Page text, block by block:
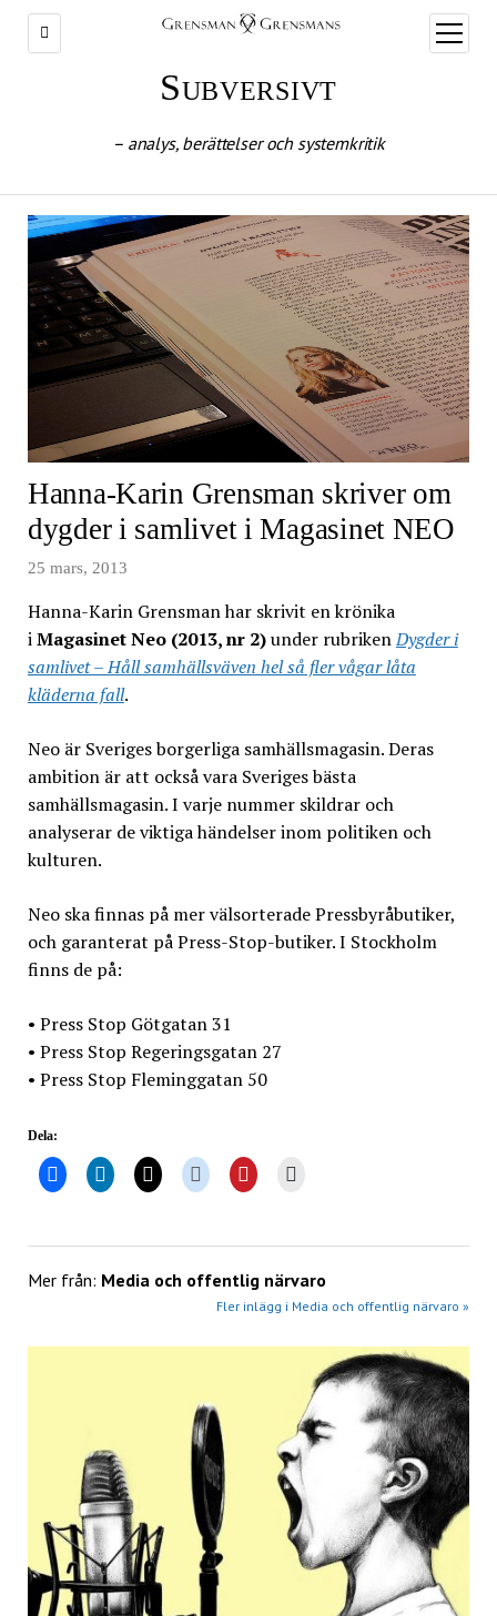
öppna
meny
Subversivt
– analys, berättelser och systemkritik
Hanna-Karin Grensman skriver om
dygder i samlivet i Magasinet NEO
25 mars, 2013
Hanna-Karin Grensman har skrivit en krönika
iMagasinet Neo (2013, nr 2)under rubrikenDygder i
samlivet – Håll samhällsväven hel så fler vågar låta
kläderna fall.
Neo är Sveriges borgerliga samhällsmagasin. Deras
ambition är att också vara Sveriges bästa
samhällsmagasin. I varje nummer skildrar och
analyserar de viktiga händelser inom politiken och
kulturen.
Neo ska finnas på mer välsorterade Pressbyråbutiker,
och garanterat på Press-Stop-butiker. I Stockholm
finns de på:
• Press Stop Götgatan 31
• Press Stop Regeringsgatan 27
• Press Stop Fleminggatan 50
Dela:
Mer från: Media och offentlig närvaro
Fler inlägg i Media och offentlig närvaro »